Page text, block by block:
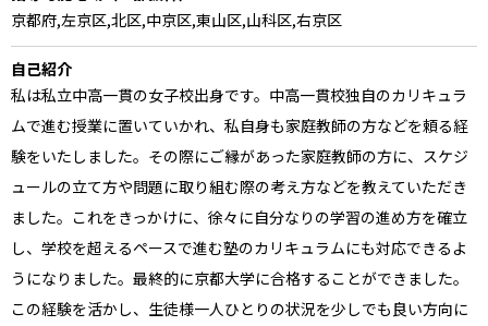
京都府,左京区,北区,中京区,東山区,山科区,右京区
自己紹介
私は私立中高一貫の女子校出身です。中高一貫校独自のカリキュラ
ムで進む授業に置いていかれ、私自身も家庭教師の方などを頼る経
験をいたしました。その際にご縁があった家庭教師の方に、スケジ
ュールの立て方や問題に取り組む際の考え方などを教えていただき
ました。これをきっかけに、徐々に自分なりの学習の進め方を確立
し、学校を超えるペースで進む塾のカリキュラムにも対応できるよ
うになりました。最終的に京都大学に合格することができました。
この経験を活かし、生徒様一人ひとりの状況を少しでも良い方向に